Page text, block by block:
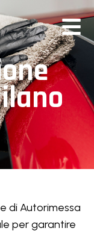
di Autorimessa
per garantire